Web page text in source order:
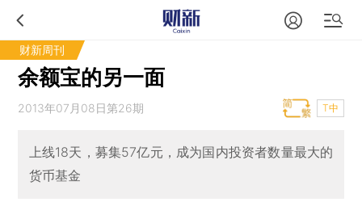
财新周刊
余额宝的另一面
2013年07月08日第26期 T中
上线18天，募集57亿元，成为国内投资者数量最大的
货币基金